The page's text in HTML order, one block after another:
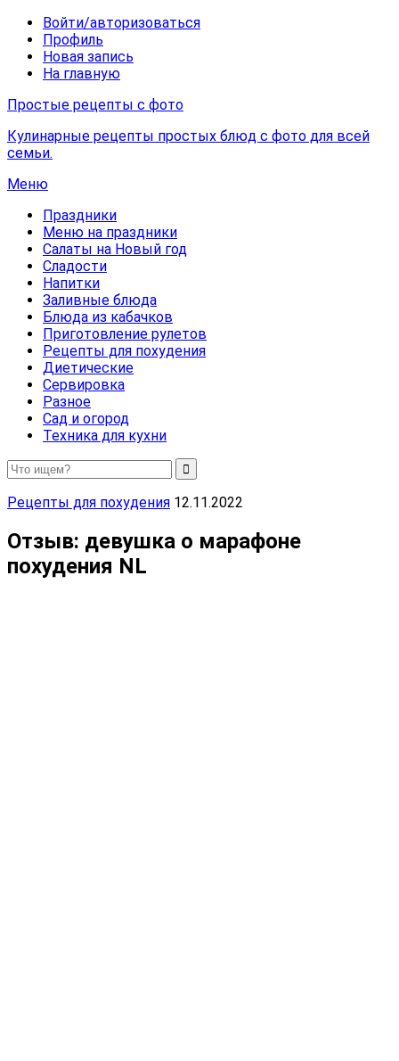
Войти/авторизоваться
Профиль
Новая запись
На главную
Простые рецепты с фото
Кулинарные рецепты простых блюд с фото для всей
семьи.
Меню
Праздники
Меню на праздники
Салаты на Новый год
Сладости
Напитки
Заливные блюда
Блюда из кабачков
Приготовление рулетов
Рецепты для похудения
Диетические
Сервировка
Разное
Сад и огород
Техника для кухни
Рецепты для похудения 12.11.2022
Отзыв: девушка о марафоне
похудения NL